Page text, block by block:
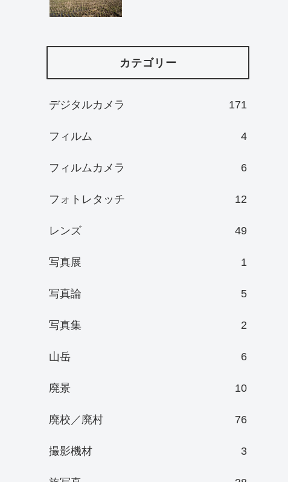
カテゴリー
デジタルカメラ 171
フィルム 4
フィルムカメラ 6
フォトレタッチ 12
レンズ 49
写真展 1
写真論 5
写真集 2
山岳 6
廃景 10
廃校／廃村 76
撮影機材 3